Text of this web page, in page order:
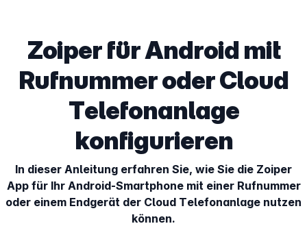
Zoiper für Android mit
Rufnummer oder Cloud
Telefonanlage
konfigurieren
In dieser Anleitung erfahren Sie, wie Sie die Zoiper
App für Ihr Android-Smartphone mit einer Rufnummer
oder einem Endgerät der Cloud Telefonanlage nutzen
können.